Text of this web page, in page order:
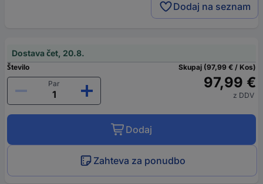
Dodaj na seznam
Dostava čet, 20.8.
Število
Par
Skupaj (97,99 € / Kos)
97,99 €
z DDV
Dodaj
Zahteva za ponudbo